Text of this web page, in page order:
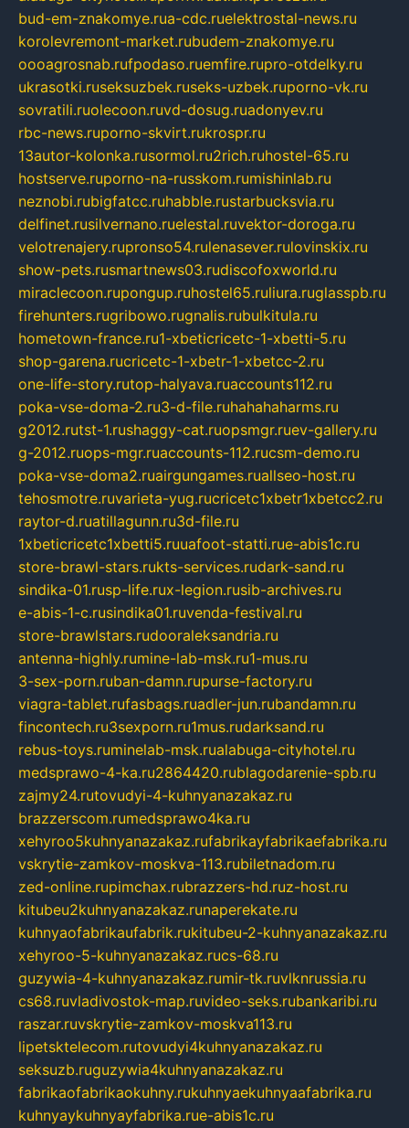
bud-em-znakomye.rua-cdc.ruelektrostal-news.ru
korolevremont-market.rubudem-znakomye.ru
oooagrosnab.rufpodaso.ruemfire.rupro-otdelky.ru
ukrasotki.ruseksuzbek.ruseks-uzbek.ruporno-vk.ru
sovratili.ruolecoon.ruvd-dosug.ruadonyev.ru
rbc-news.ruporno-skvirt.rukrospr.ru
13autor-kolonka.rusormol.ru2rich.ruhostel-65.ru
hostserve.ruporno-na-russkom.rumishinlab.ru
neznobi.rubigfatcc.ruhabble.rustarbucksvia.ru
delfinet.rusilvernano.ruelestal.ruvektor-doroga.ru
velotrenajery.rupronso54.rulenasever.rulovinskix.ru
show-pets.rusmartnews03.rudiscofoxworld.ru
miraclecoon.rupongup.ruhostel65.ruliura.ruglasspb.ru
firehunters.rugribowo.rugnalis.rubulkitula.ru
hometown-france.ru1-xbeticricetc-1-xbetti-5.ru
shop-garena.rucricetc-1-xbetr-1-xbetcc-2.ru
one-life-story.rutop-halyava.ruaccounts112.ru
poka-vse-doma-2.ru3-d-file.ruhahahaharms.ru
g2012.rutst-1.rushaggy-cat.ruopsmgr.ruev-gallery.ru
g-2012.ruops-mgr.ruaccounts-112.rucsm-demo.ru
poka-vse-doma2.ruairgungames.ruallseo-host.ru
tehosmotre.ruvarieta-yug.rucricetc1xbetr1xbetcc2.ru
raytor-d.ruatillagunn.ru3d-file.ru
1xbeticricetc1xbetti5.ruuafoot-statti.rue-abis1c.ru
store-brawl-stars.rukts-services.rudark-sand.ru
sindika-01.rusp-life.rux-legion.rusib-archives.ru
e-abis-1-c.rusindika01.ruvenda-festival.ru
store-brawlstars.rudooraleksandria.ru
antenna-highly.rumine-lab-msk.ru1-mus.ru
3-sex-porn.ruban-damn.rupurse-factory.ru
viagra-tablet.rufasbags.ruadler-jun.rubandamn.ru
fincontech.ru3sexporn.ru1mus.rudarksand.ru
rebus-toys.ruminelab-msk.rualabuga-cityhotel.ru
medsprawo-4-ka.ru2864420.rublagodarenie-spb.ru
zajmy24.rutovudyi-4-kuhnyanazakaz.ru
brazzerscom.rumedsprawo4ka.ru
xehyroo5kuhnyanazakaz.rufabrikayfabrikaefabrika.ru
vskrytie-zamkov-moskva-113.rubiletnadom.ru
zed-online.rupimchax.rubrazzers-hd.ruz-host.ru
kitubeu2kuhnyanazakaz.runaperekate.ru
kuhnyaofabrikaufabrik.rukitubeu-2-kuhnyanazakaz.ru
xehyroo-5-kuhnyanazakaz.rucs-68.ru
guzywia-4-kuhnyanazakaz.rumir-tk.ruvlknrussia.ru
cs68.ruvladivostok-map.ruvideo-seks.rubankaribi.ru
raszar.ruvskrytie-zamkov-moskva113.ru
lipetsktelecom.rutovudyi4kuhnyanazakaz.ru
seksuzb.ruguzywia4kuhnyanazakaz.ru
fabrikaofabrikaokuhny.rukuhnyaekuhnyaafabrika.ru
kuhnyaykuhnyayfabrika.rue-abis1c.ru